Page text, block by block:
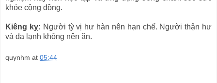
khỏe cộng đồng.
Kiêng kỵ: Người tỳ vị hư hàn nên hạn chế. Người thận hư
và da lạnh không nên ăn.
quynhm at 05:44